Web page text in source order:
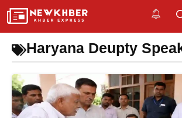
Skip
Haryana Deupty